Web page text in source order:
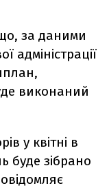
за даними
адміністрації
виконаний
у квітні в
буде зібрано